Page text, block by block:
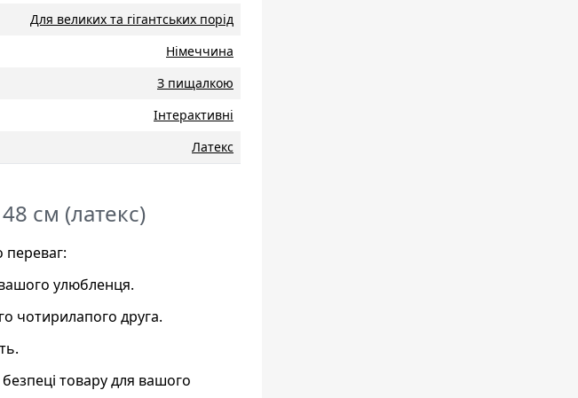
Для великих та гігантських порід
Нiмеччина
З пищалкою
Інтерактивні
Латекс
см (латекс)
переваг:
улюбленця.
чотирилапого друга.
товару для вашого